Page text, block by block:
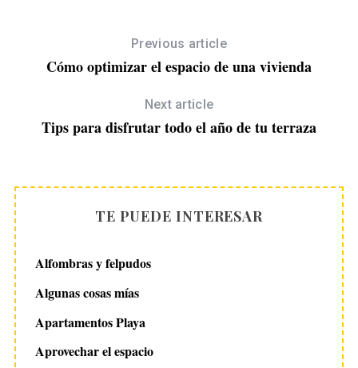
Previous article
Cómo optimizar el espacio de una vivienda
Next article
Tips para disfrutar todo el año de tu terraza
TE PUEDE INTERESAR
Alfombras y felpudos
Algunas cosas mías
Apartamentos Playa
Aprovechar el espacio